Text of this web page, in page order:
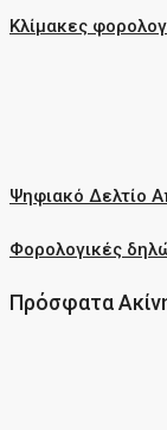
Κλίμακες
Ψηφιακό Δελτίο
Φορολογικές
Πρόσφατα